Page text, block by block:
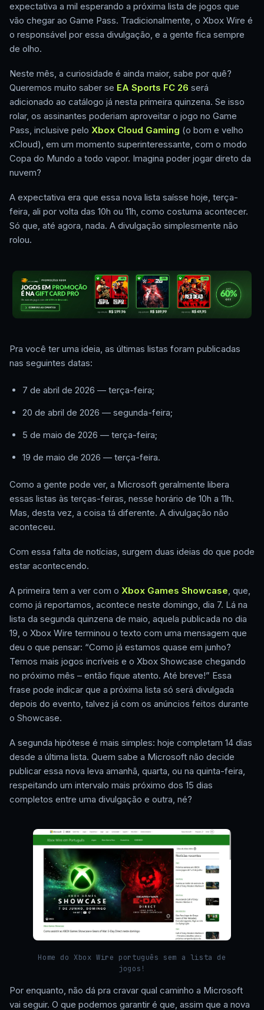
expectativa a mil esperando a próxima lista de jogos que
vão chegar ao Game Pass. Tradicionalmente, o Xbox Wire é
o responsável por essa divulgação, e a gente fica sempre
de olho.
Neste mês, a curiosidade é ainda maior, sabe por quê?
Queremos muito saber se EA Sports FC 26 será
adicionado ao catálogo já nesta primeira quinzena. Se isso
rolar, os assinantes poderiam aproveitar o jogo no Game
Pass, inclusive pelo Xbox Cloud Gaming (o bom e velho
xCloud), em um momento superinteressante, com o modo
Copa do Mundo a todo vapor. Imagina poder jogar direto da
nuvem?
A expectativa era que essa nova lista saísse hoje, terça-
feira, ali por volta das 10h ou 11h, como costuma acontecer.
Só que, até agora, nada. A divulgação simplesmente não
rolou.
Pra você ter uma ideia, as últimas listas foram publicadas
nas seguintes datas:
7 de abril de 2026 — terça-feira;
20 de abril de 2026 — segunda-feira;
5 de maio de 2026 — terça-feira;
19 de maio de 2026 — terça-feira.
Como a gente pode ver, a Microsoft geralmente libera
essas listas às terças-feiras, nesse horário de 10h a 11h.
Mas, desta vez, a coisa tá diferente. A divulgação não
aconteceu.
Com essa falta de notícias, surgem duas ideias do que pode
estar acontecendo.
A primeira tem a ver com o Xbox Games Showcase, que,
como já reportamos, acontece neste domingo, dia 7. Lá na
lista da segunda quinzena de maio, aquela publicada no dia
19, o Xbox Wire terminou o texto com uma mensagem que
deu o que pensar: “Como já estamos quase em junho?
Temos mais jogos incríveis e o Xbox Showcase chegando
no próximo mês – então fique atento. Até breve!” Essa
frase pode indicar que a próxima lista só será divulgada
depois do evento, talvez já com os anúncios feitos durante
o Showcase.
A segunda hipótese é mais simples: hoje completam 14 dias
desde a última lista. Quem sabe a Microsoft não decide
publicar essa nova leva amanhã, quarta, ou na quinta-feira,
respeitando um intervalo mais próximo dos 15 dias
completos entre uma divulgação e outra, né?
Home do Xbox Wire português sem a lista de
jogos!
Por enquanto, não dá pra cravar qual caminho a Microsoft
vai seguir. O que podemos garantir é que, assim que a nova